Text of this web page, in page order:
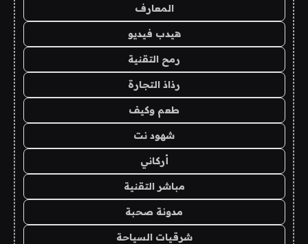
المعارف
هيدب فيديو
رمح التقنية
رذاذ التجارة
طعم وكيف
شهود نت
أركاني
مباشر التقنية
مدونة صحبة
شرقيات السياحة